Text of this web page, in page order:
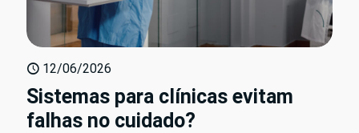
12/06/2026
Sistemas para clínicas evitam
falhas no cuidado?